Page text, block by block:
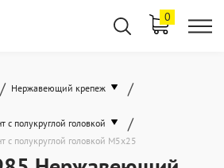
0
/ Нержавеющий крепеж /
полукруглой головкой /
полукруглой головкой М5х25